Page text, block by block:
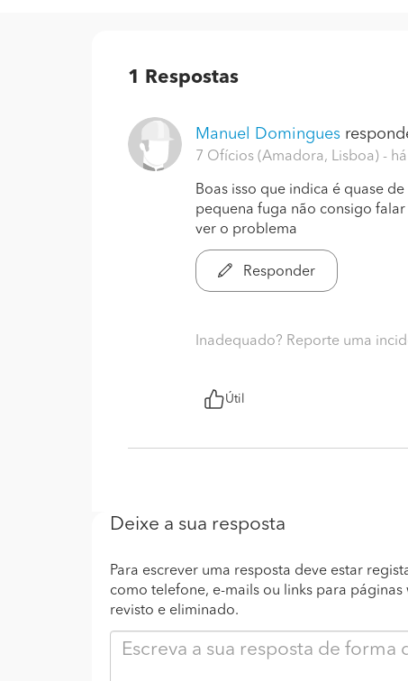
1 Respostas
Manuel Domingues
7 Ofícios (Amadora, Lisboa) -
Boas isso que indica é quase
pequena fuga não consigo
ver o problema
Responder
Inadequado? Reporte uma
Útil
Deixe a sua resposta
Para escrever uma resposta deve estar
como telefone, e-mails ou links para
revisto e eliminado.